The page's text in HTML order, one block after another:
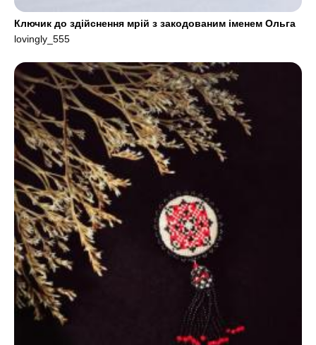
Ключик до здійснення мрій з закодованим іменем Ольга
lovingly_555